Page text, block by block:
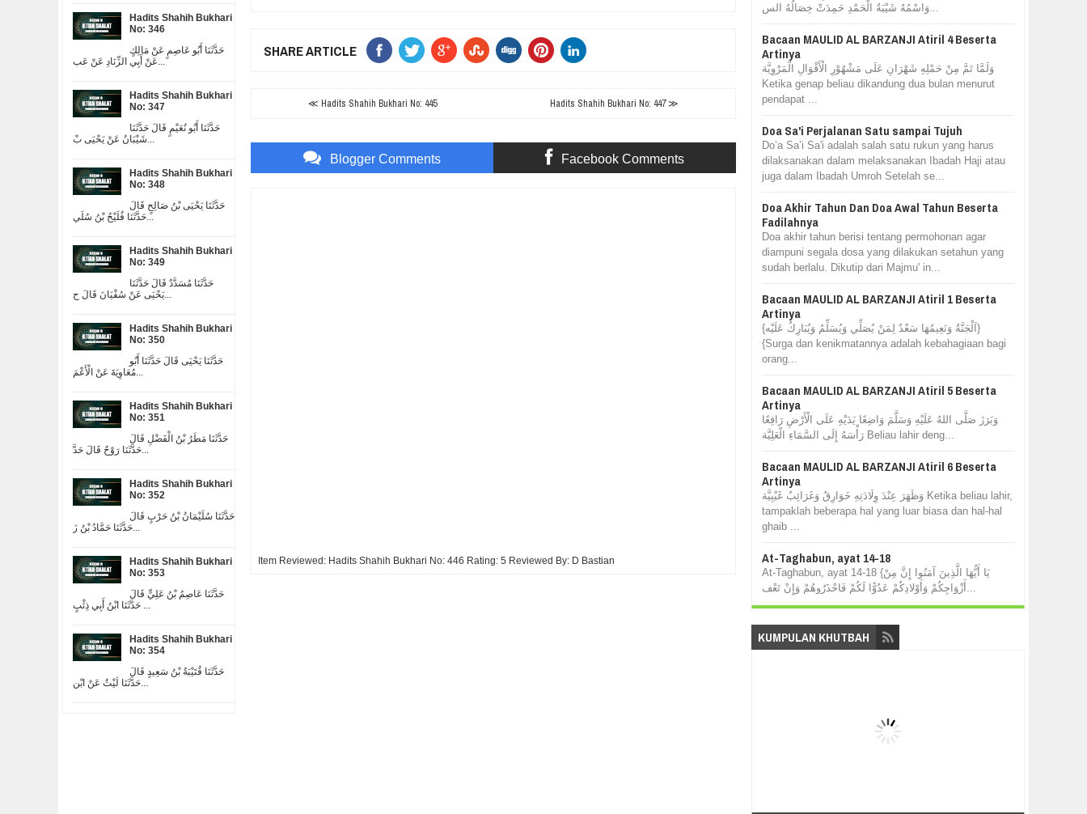
SHARE ARTICLE
≪ Hadits Shahih Bukhari No: 445 Hadits Shahih Bukhari No: 447 ≫
Blogger Comments Facebook Comments
Item Reviewed: Hadits Shahih Bukhari No: 446 Rating:5 Reviewed By: D Bastian
Hadits Shahih Bukhari
No: 346
حَدَّثَنَا أَبُو عَاصِمٍ عَنْ مَالِكٍ
عَنْ أَبِي الزِّنَادِ عَنْ عَب...
Hadits Shahih Bukhari
No: 347
حَدَّثَنَا أَبُو نُعَيْمٍ قَالَ حَدَّثَنَا
شَيْبَانُ عَنْ يَحْيَى بْ...
Hadits Shahih Bukhari
No: 348
حَدَّثَنَا يَحْيَى بْنُ صَالِحٍ قَالَ
حَدَّثَنَا فُلَيْحُ بْنُ سُلَي...
Hadits Shahih Bukhari
No: 349
حَدَّثَنَا مُسَدَّدٌ قَالَ حَدَّثَنَا
يَحْيَى عَنْ سُفْيَانَ قَالَ ح...
Hadits Shahih Bukhari
No: 350
حَدَّثَنَا يَحْيَى قَالَ حَدَّثَنَا أَبُو
مُعَاوِيَةَ عَنْ الْأَعْمَ...
Hadits Shahih Bukhari
No: 351
حَدَّثَنَا مَطَرُ بْنُ الْفَضْلِ قَالَ
حَدَّثَنَا رَوْحٌ قَالَ حَدَّ...
Hadits Shahih Bukhari
No: 352
حَدَّثَنَا سُلَيْمَانُ بْنُ حَرْبٍ قَالَ
حَدَّثَنَا حَمَّادُ بْنُ زَ...
Hadits Shahih Bukhari
No: 353
حَدَّثَنَا عَاصِمُ بْنُ عَلِيٍّ قَالَ
حَدَّثَنَا ابْنُ أَبِي ذِئْبٍ ...
Hadits Shahih Bukhari
No: 354
حَدَّثَنَا قُتَيْبَةُ بْنُ سَعِيدٍ قَالَ
حَدَّثَنَا لَيْثٌ عَنْ ابْن...
وَاسْمُهُ شَيْبَةُ الْحَمْدِ حَمِدَتْ خِصَالُهُ الس...
Bacaan MAULID AL BARZANJI Atiril 4 Beserta
Artinya
وَلَمَّا تَمَّ مِنْ حَمْلِهِ شَهْرَانِ عَلَى مَشْهُوْرِ الْأَقْوَالِ الْمَرْوِيَّة
Ketika genap beliau dikandung dua bulan menurut
pendapat ...
Doa Sa'i Perjalanan Satu sampai Tujuh
Do’a Sa’i Sa'i adalah salah satu rukun yang harus
dilaksanakan dalam melaksanakan Ibadah Haji atau
juga dalam Ibadah Umroh Setelah se...
Doa Akhir Tahun Dan Doa Awal Tahun Beserta
Fadilahnya
Doa akhir tahun berisi tentang permohonan agar
diampuni segala dosa yang dilakukan setahun yang
sudah berlalu. Dikutip dari Majmu' in...
Bacaan MAULID AL BARZANJI Atiril 1 Beserta
Artinya
{اَلْجَنَّةُ وَنَعِيمُهَا سَعْدٌ لِمَنْ يُصَلِّي وَيُسَلِّمُ وَيُبَارِكُ عَلَيْه}
{Surga dan kenikmatannya adalah kebahagiaan bagi
orang...
Bacaan MAULID AL BARZANJI Atiril 5 Beserta
Artinya
وَبَرَزَ صَلَّى اللهُ عَلَيْهِ وَسَلَّمَ وَاضِعًا يَدَيْهِ عَلَى الْأَرْضِ رَافِعًا
رَأْسَهُ إِلَى السَّمَاءِ الْعَلِيَّة Beliau lahir deng...
Bacaan MAULID AL BARZANJI Atiril 6 Beserta
Artinya
وَظَهَرَ عِنْدَ وِلَادَتِهِ خَوَارِقُ وَغَرَائِبُ غَيْبِيَّة Ketika beliau lahir,
tampaklah beberapa hal yang luar biasa dan hal-hal
ghaib ...
At-Taghabun, ayat 14-18
At-Taghabun, ayat 14-18 {يَا أَيُّهَا الَّذِينَ آمَنُوا إِنَّ مِنْ
أَزْوَاجِكُمْ وَأَوْلادِكُمْ عَدُوًّا لَكُمْ فَاحْذَرُوهُمْ وَإِنْ تَعْف...
KUMPULAN KHUTBAH